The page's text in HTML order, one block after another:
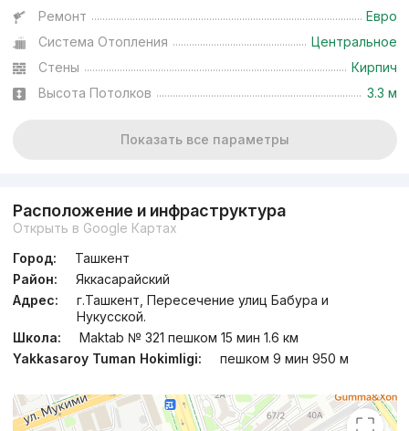
Ремонт
Евро
Система Отопления
Центральное
Стены
Кирпич
Высота Потолков
3.3 м
Показать все параметры
Расположение и инфраструктура
Открыть в Google Картах
Город:
Ташкент
Район:
Яккасарайский
Адрес:
г.Ташкент, Пересечение улиц Бабура и
Нукусской.
Школа:
Maktab № 321 пешком 15 мин 1.6 км
Yakkasaroy Tuman Hokimligi:
пешком 9 мин 950 м